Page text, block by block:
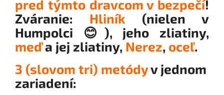
pred týmto dravcom v bezpečí!
Zváranie: Hliník (nielen v
Humpolci 😊), jeho zliatiny,
meďa jej zliatiny, Nerez, oceľ.
3 (slovom tri) metódyv jednom
zariadení: